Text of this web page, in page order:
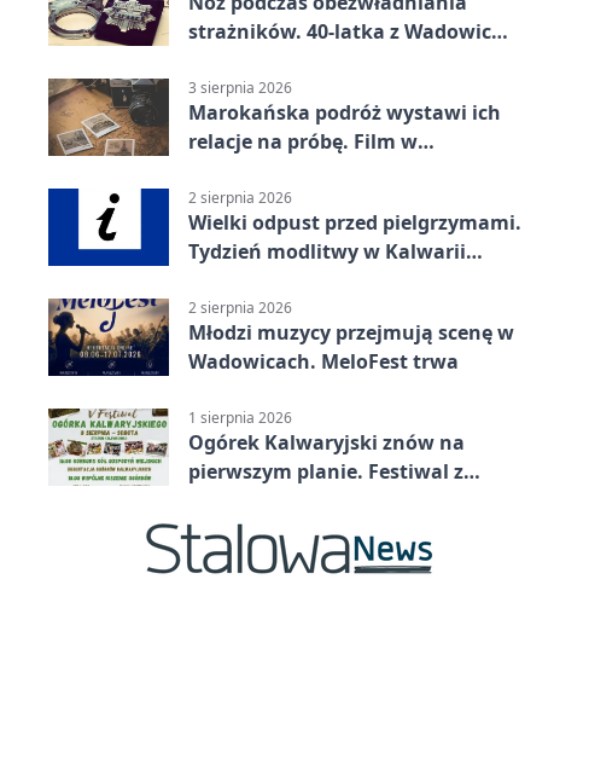
strażników. 40-latka z Wadowic
3 sierpnia 2026
Marokańska podróż wystawi ich
relacje na próbę. Film w
2 sierpnia 2026
Wielki odpust przed pielgrzymami.
Tydzień modlitwy w Kalwarii
2 sierpnia 2026
Młodzi muzycy przejmują scenę w
Wadowicach. MeloFest trwa
1 sierpnia 2026
Ogórek Kalwaryjski znów na
pierwszym planie. Festiwal z